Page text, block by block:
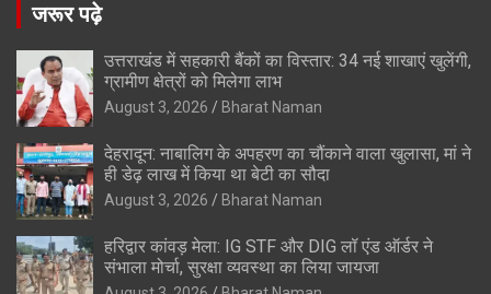
जरूर पढ़े
उत्तराखंड में सहकारी बैंकों का विस्तार: 34 नई शाखाएं खुलेंगी,
ग्रामीण क्षेत्रों को मिलेगा लाभ
August 3, 2026 Bharat Naman
देहरादून: नाबालिग के अपहरण का चौंकाने वाला खुलासा, मां ने
ही डेढ़ लाख में किया था बेटी का सौदा
August 3, 2026 Bharat Naman
हरिद्वार कांवड़ मेला: IG STF और DIG लॉ एंड ऑर्डर ने
संभाला मोर्चा, सुरक्षा व्यवस्था का लिया जायजा